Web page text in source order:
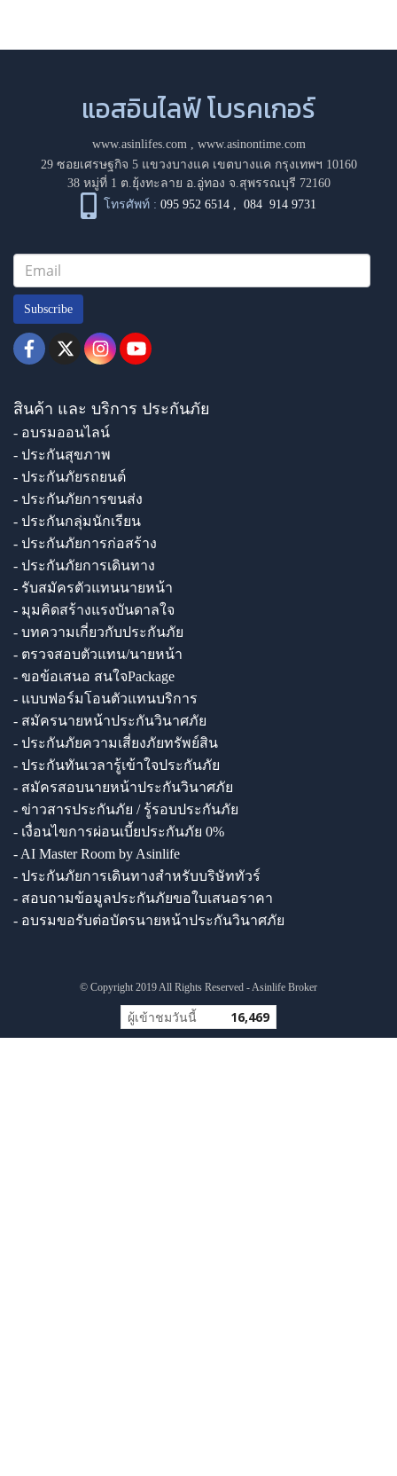
แอสอินไลฟ์ โบรคเกอร์
www.asinlifes.com, www.asinontime.com
29 ซอยเศรษฐกิจ 5 แขวงบางแค เขตบางแค กรุงเทพฯ 10160
38 หมู่ที่ 1 ต.ยุ้งทะลาย อ.อู่ทอง จ.สุพรรณบุรี 72160
โทรศัพท์ : 095 952 6514 ,084 914 9731
Subscribe
สินค้า และ บริการ ประกันภัย
- อบรมออนไลน์
- ประกันสุขภาพ
- ประกันภัยรถยนต์
- ประกันภัยการขนส่ง
- ประกันกลุ่มนักเรียน
- ประกันภัยการก่อสร้าง
- ประกันภัยการเดินทาง
- รับสมัครตัวแทนนายหน้า
- มุมคิดสร้างแรงบันดาลใจ
- บทความเกี่ยวกับประกันภัย
- ตรวจสอบตัวแทน/นายหน้า
- ขอข้อเสนอ สนใจPackage
- แบบฟอร์มโอนตัวแทนบริการ
- สมัครนายหน้าประกันวินาศภัย
- ประกันภัยความเสี่ยงภัยทรัพย์สิน
- ประกันทันเวลารู้เข้าใจประกันภัย
- สมัครสอบนายหน้าประกันวินาศภัย
- ข่าวสารประกันภัย / รู้รอบประกันภัย
- เงื่อนไขการผ่อนเบี้ยประกันภัย 0%
- AI Master Room by Asinlife
- ประกันภัยการเดินทางสำหรับบริษัททัวร์
- สอบถามข้อมูลประกันภัยขอใบเสนอราคา
- อบรมขอรับต่อบัตรนายหน้าประกันวินาศภัย
© Copyright 2019 All Rights Reserved - Asinlife Broker
ผู้เข้าชมวันนี้ 16,469